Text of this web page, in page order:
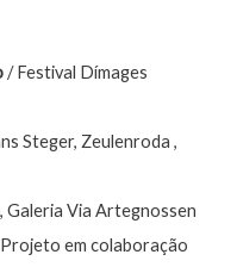
/ Festival Dímages
Steger, Zeulenroda ,
, Galeria Via Artegnossen
Projeto em colaboração